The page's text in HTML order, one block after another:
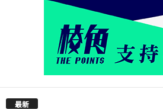
最新